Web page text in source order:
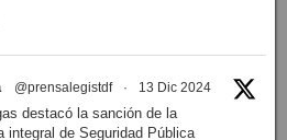
@prensalegistdf · 13 Dic 2024
destacó la sanción de la
integral de Seguridad Pública